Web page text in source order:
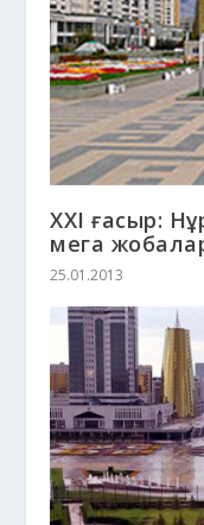
ХХІ ғасыр:
мега
25.01.2013